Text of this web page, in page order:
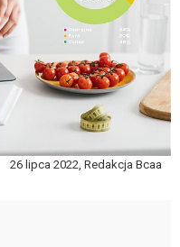
26 lipca 2022, Redakcja Bcaa